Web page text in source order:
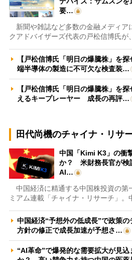
要…
新聞や雑誌など多数の金融メディア
クアドバイザーズ代表の戸松信博氏が
【戸松信博氏「明日の爆騰株」を
端半導体の製造に不可欠な検査装…
【戸松信博氏「明日の爆騰株」を
えるキープレーヤー 成長の再評…
田代尚機のチャイナ・リサ
中国「Kimi K3」の衝
か？ 米財務長官が検
AI…
中国経済に精通する中国株投資の第
ミアム連載「チャイナ・リサーチ」。
中国経済“予想外の低成長”で政策
方針の修正で成長加速が予想さ…
“AI革命”で爆発的な需要拡大が見